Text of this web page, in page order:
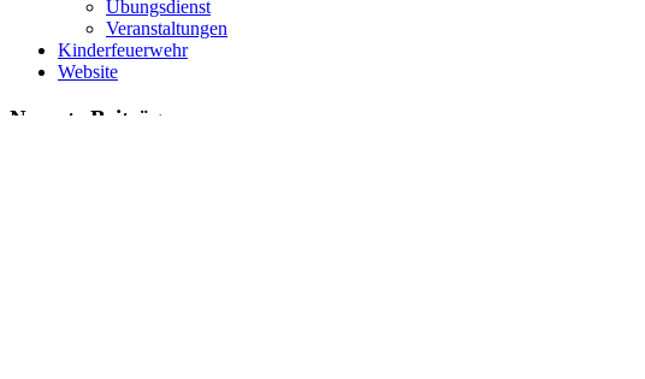
Übungsdienst
Veranstaltungen
Kinderfeuerwehr
Website
Neueste Beiträge